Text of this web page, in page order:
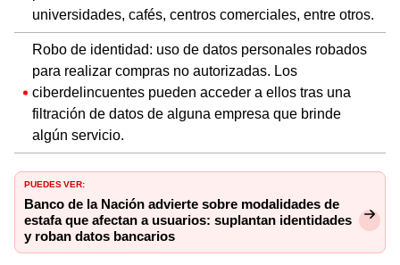
universidades, cafés, centros comerciales, entre otros.
Robo de identidad: uso de datos personales robados
para realizar compras no autorizadas. Los
ciberdelincuentes pueden acceder a ellos tras una
filtración de datos de alguna empresa que brinde
algún servicio.
PUEDES VER:
Banco de la Nación advierte sobre modalidades de
estafa que afectan a usuarios: suplantan identidades
y roban datos bancarios